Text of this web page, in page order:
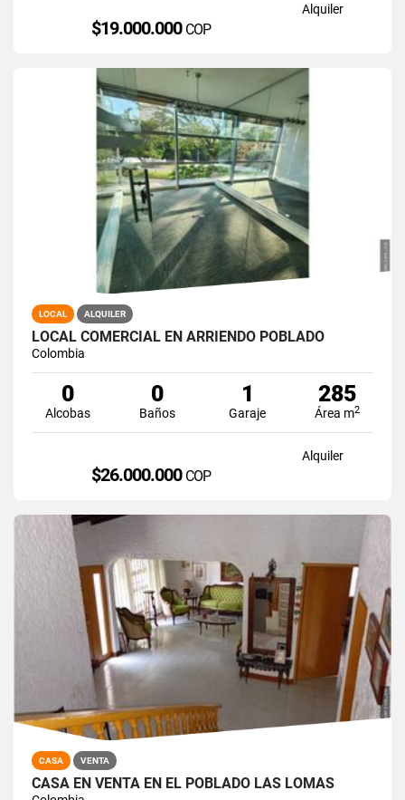
Alquiler
$19.000.000 COP
LOCAL ALQUILER
LOCAL COMERCIAL EN ARRIENDO POBLADO
Colombia
0
Alcobas
0
Baños
1
Garaje
285
Área m2
Alquiler
$26.000.000 COP
CASA VENTA
CASA EN VENTA EN EL POBLADO LAS LOMAS